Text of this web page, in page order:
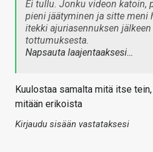
Ei tullu. Jonku videon katoin,
pieni jäätyminen ja sitte meni
itekki ajuriasennuksen
tottumuksesta.
Napsauta laajentaaksesi…
Kuulostaa samalta mitä itse
mitään erikoista
Kirjaudu sisään vastataksesi